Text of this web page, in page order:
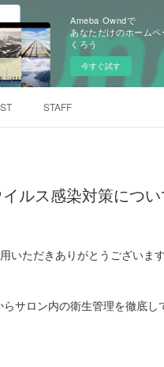
Ameba Owndで
あなただけのホーム
くろう
今すぐ試す
STAFF
ルス感染対策につい
いただきありがとうございます
サロン内の衛生管理を徹底し